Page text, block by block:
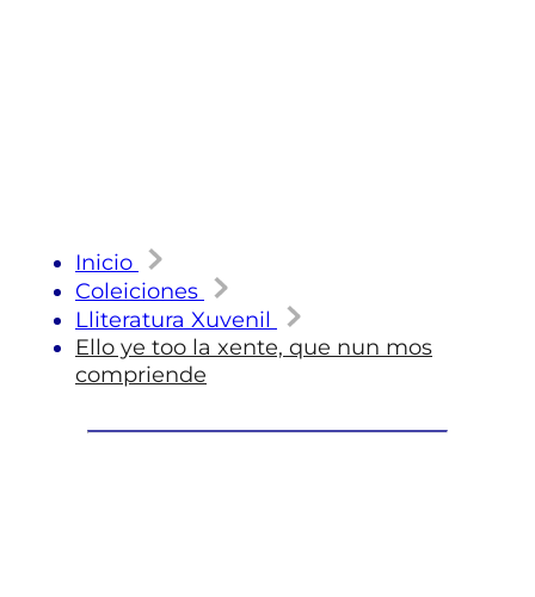
Inicio
Coleiciones
Lliteratura Xuvenil
Ello ye too la xente, que nun mos
compriende